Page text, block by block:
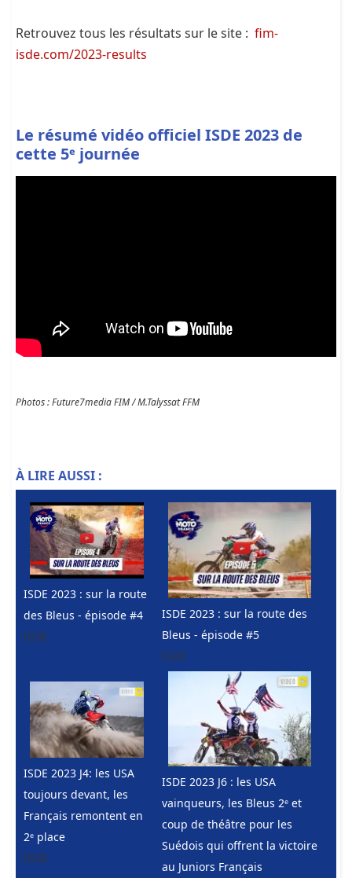
Retrouvez tous les résultats sur le site : fim-
isde.com/2023-results
Le résumé vidéo officiel ISDE 2023 de
cette 5ᵉ journée
Photos : Future7media FIM / M.Talyssat FFM
À LIRE AUSSI :
ISDE 2023 : sur la route
des Bleus - épisode #4
ISDE
ISDE 2023 J4: les USA
toujours devant, les
Français remontent en
2ᵉ place
ISDE
ISDE 2023 : sur la route des
Bleus - épisode #5
ISDE
ISDE 2023 J6 : les USA
vainqueurs, les Bleus 2ᵉ et
coup de théâtre pour les
Suédois qui offrent la victoire
au Juniors Français